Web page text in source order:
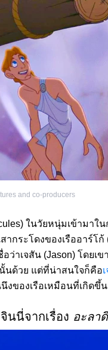
and co-producers
ในวัยหนุ่มเข้ามาใ
ากระโดงของเรืออาร์โ
าเจสัน (Jason) โดยเข
นด้วย แต่ที่น่าสนใจก็คือ
งของเรือเหมือนที่เกิดขึ้
นนี่จากเรื่อง อะลา